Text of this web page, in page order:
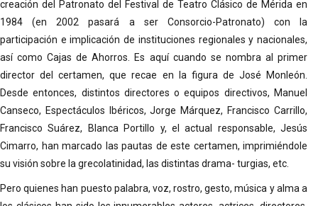
creación del Patronato del Festival de Teatro Clásico de Mérida en
1984 (en 2002 pasará a ser Consorcio-Patronato) con la
participación e implicación de instituciones regionales y nacionales,
así como Cajas de Ahorros. Es aquí cuando se nombra al primer
director del certamen, que recae en la figura de José Monleón.
Desde entonces, distintos directores o equipos directivos, Manuel
Canseco, Espectáculos Ibéricos, Jorge Márquez, Francisco Carrillo,
Francisco Suárez, Blanca Portillo y, el actual responsable, Jesús
Cimarro, han marcado las pautas de este certamen, imprimiéndole
su visión sobre la grecolatinidad, las distintas drama- turgias, etc.
Pero quienes han puesto palabra, voz, rostro, gesto, música y alma a